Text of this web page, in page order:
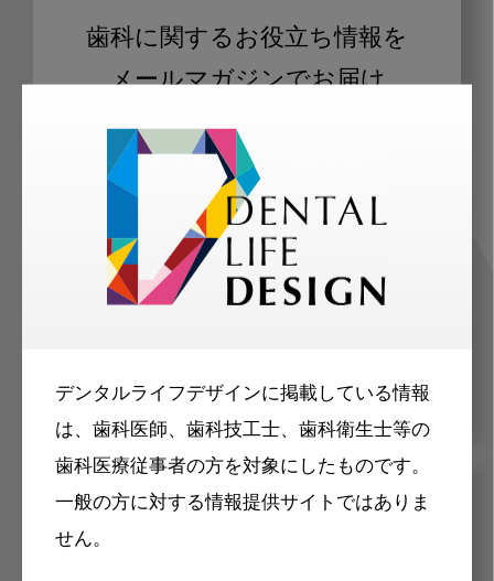
デンタルライフデザインに掲載している情報
は、歯科医師、歯科技工士、歯科衛生士等の
歯科医療従事者の方を対象にしたものです。
一般の方に対する情報提供サイトではありま
せん。
歯科に関するお役立ち情報を
メールマガジンでお届け
ご登録いただいた職種（歯科医師、歯
科衛生士、歯科技工士）に合わせた内
容のメールマガジンをお届けします。
メリット